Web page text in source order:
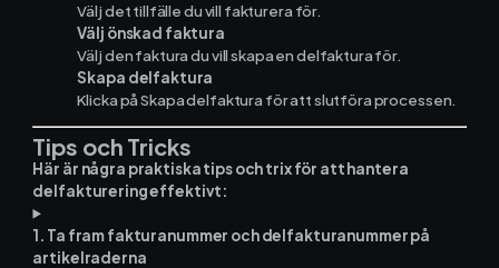
Boka genomgång
Ladda ner vår app
Välj det tillfälle du vill fakturera för.
Välj önskad faktura
Välj den faktura du vill skapa en delfaktura för.
Skapa delfaktura
Klicka på Skapa delfaktura för att slutföra processen.
Tips och Tricks
Här är några praktiska tips och trix för att hantera
delfakturering effektivt:
1. Ta fram fakturanummer och delfakturanummer på
artikelraderna